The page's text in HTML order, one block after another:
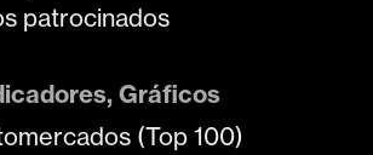
patrocinados
Gráficos
(Top 100)